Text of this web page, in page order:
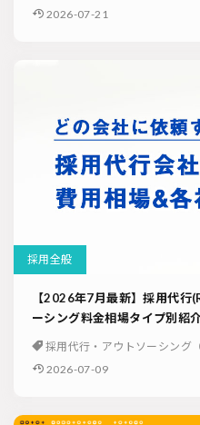
2026-07-21
採用全般
【2026年7月最新】採用代行
ーシング料金相場タイプ別紹
採用代行・アウトソーシング（
2026-07-09